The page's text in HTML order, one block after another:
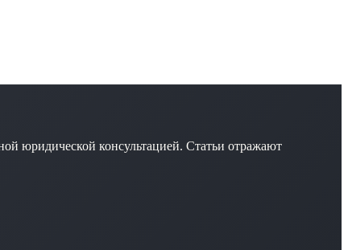
юридической консультацией. Статьи отражают